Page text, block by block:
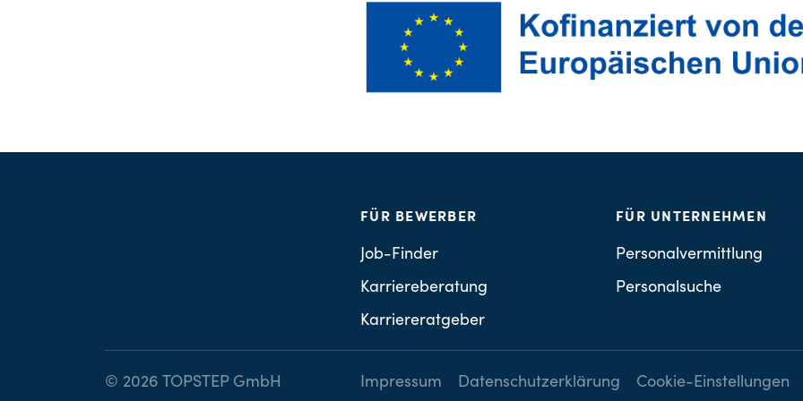
FÜR BEWERBER
Job-Finder
Karriereberatung
Karriereratgeber
FÜR UNTERNEHMEN
Personalvermittlung
Personalsuche
© 2026 TOPSTEP GmbH Impressum Datenschutzerklärung Cookie-Einstellungen